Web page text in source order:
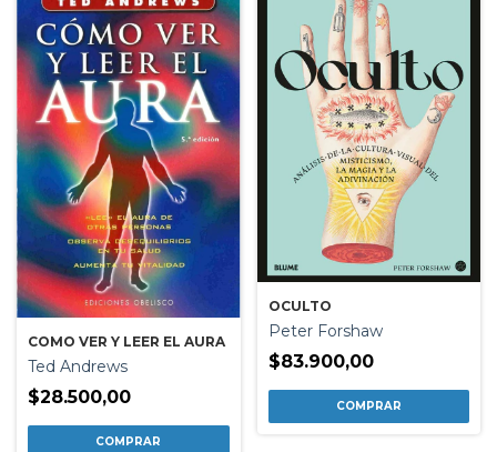
COMO VER Y LEER EL AURA
Ted Andrews
$28.500,00
OCULTO
Peter Forshaw
$83.900,00